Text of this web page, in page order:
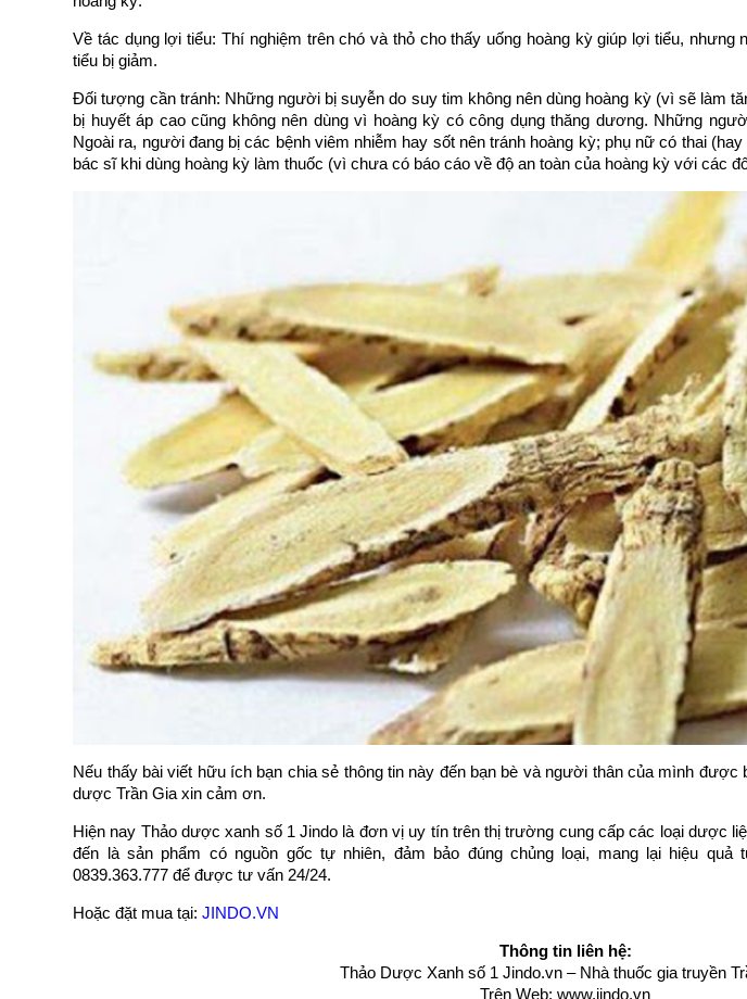
Về tác dụng lợi tiểu: Thí nghiệm trên chó và thỏ cho thấy uống hoàng kỳ giúp lợi tiểu,
tiểu bị giảm.
Đối tượng cần tránh: Những người bị suyễn do suy tim không nên dùng hoàng kỳ (vì sẽ làm
bị huyết áp cao cũng không nên dùng vì hoàng kỳ có công dụng thăng dương. Những
Ngoài ra, người đang bị các bệnh viêm nhiễm hay sốt nên tránh hoàng kỳ; phụ nữ có thai
bác sĩ khi dùng hoàng kỳ làm thuốc (vì chưa có báo cáo về độ an toàn của hoàng kỳ với các
Nếu thấy bài viết hữu ích bạn chia sẻ thông tin này đến bạn bè và người thân của mình
dược Trần Gia xin cảm ơn.
Hiện nay Thảo dược xanh số 1 Jindo là đơn vị uy tín trên thị trường cung cấp các loại dược
đến là sản phẩm có nguồn gốc tự nhiên, đảm bảo đúng chủng loại, mang lại hiệu
0839.363.777 để được tư vấn 24/24.
Hoặc đặt mua tại:JINDO.VN
Thông tin liên hệ:
Thảo Dược Xanh số 1 Jindo.vn – Nhà thuốc gia truyền
Trên Web:www.jindo.vn